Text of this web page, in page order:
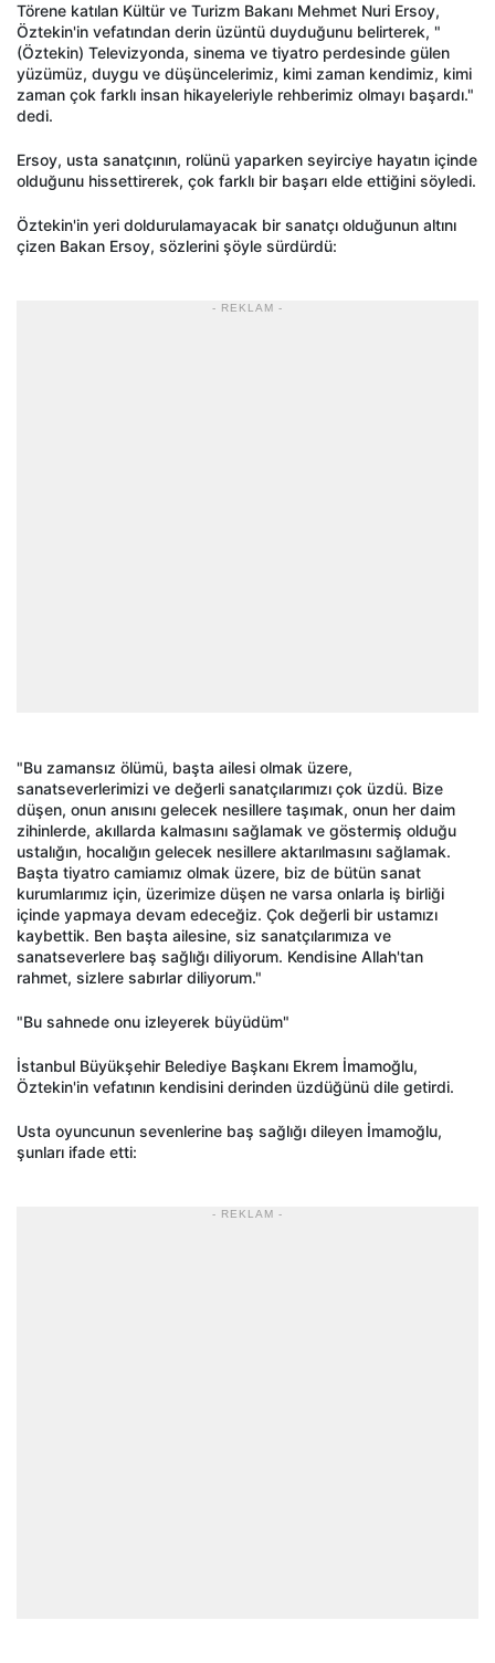
Törene katılan Kültür ve Turizm Bakanı Mehmet Nuri Ersoy,
Öztekin'in vefatından derin üzüntü duyduğunu belirterek, "
(Öztekin) Televizyonda, sinema ve tiyatro perdesinde gülen
yüzümüz, duygu ve düşüncelerimiz, kimi zaman kendimiz, kimi
zaman çok farklı insan hikayeleriyle rehberimiz olmayı başardı."
dedi.
Ersoy, usta sanatçının, rolünü yaparken seyirciye hayatın içinde
olduğunu hissettirerek, çok farklı bir başarı elde ettiğini söyledi.
Öztekin'in yeri doldurulamayacak bir sanatçı olduğunun altını
çizen Bakan Ersoy, sözlerini şöyle sürdürdü:
- REKLAM -
"Bu zamansız ölümü, başta ailesi olmak üzere,
sanatseverlerimizi ve değerli sanatçılarımızı çok üzdü. Bize
düşen, onun anısını gelecek nesillere taşımak, onun her daim
zihinlerde, akıllarda kalmasını sağlamak ve göstermiş olduğu
ustalığın, hocalığın gelecek nesillere aktarılmasını sağlamak.
Başta tiyatro camiamız olmak üzere, biz de bütün sanat
kurumlarımız için, üzerimize düşen ne varsa onlarla iş birliği
içinde yapmaya devam edeceğiz. Çok değerli bir ustamızı
kaybettik. Ben başta ailesine, siz sanatçılarımıza ve
sanatseverlere baş sağlığı diliyorum. Kendisine Allah'tan
rahmet, sizlere sabırlar diliyorum."
"Bu sahnede onu izleyerek büyüdüm"
İstanbul Büyükşehir Belediye Başkanı Ekrem İmamoğlu,
Öztekin'in vefatının kendisini derinden üzdüğünü dile getirdi.
Usta oyuncunun sevenlerine baş sağlığı dileyen İmamoğlu,
şunları ifade etti:
- REKLAM -